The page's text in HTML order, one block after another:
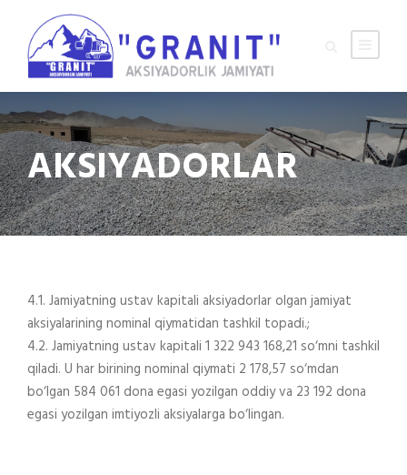
AKSIYADORLAR
4.1. Jamiyatning ustav kapitali aksiyadorlar olgan jamiyat
aksiyalarining nominal qiymatidan tashkil topadi.;
4.2. Jamiyatning ustav kapitali 1 322 943 168,21 so‘mni tashkil
qiladi. U har birining nominal qiymati 2 178,57 so‘mdan
bo‘lgan 584 061 dona egasi yozilgan oddiy va 23 192 dona
egasi yozilgan imtiyozli aksiyalarga bo‘lingan.